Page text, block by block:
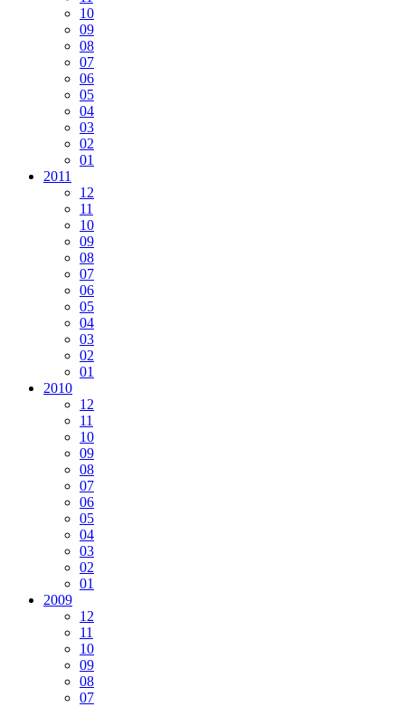
10
09
08
07
06
05
04
03
02
01
2011
12
11
10
09
08
07
06
05
04
03
02
01
2010
12
11
10
09
08
07
06
05
04
03
02
01
2009
12
11
10
09
08
07